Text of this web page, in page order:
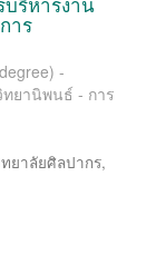
าร
-
ทยานิพนธ์ - การ
ยาลัยศิลปากร,